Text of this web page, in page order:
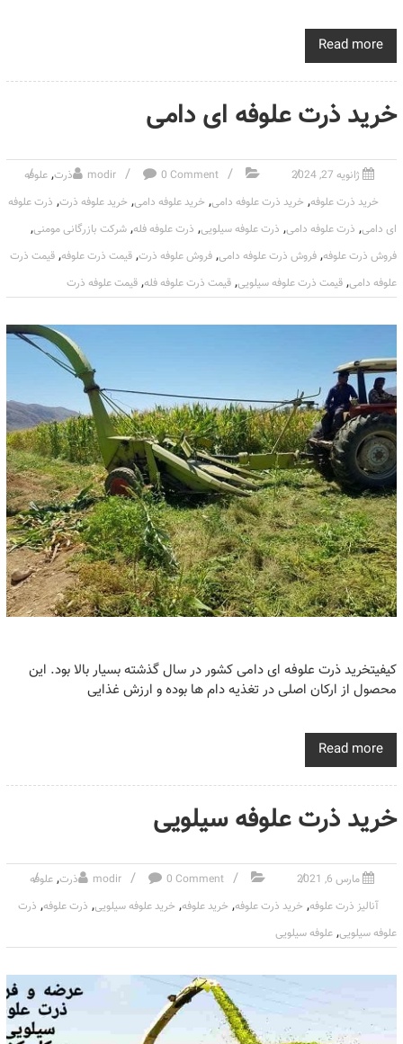
Read more
خرید ذرت علوفه ای دامی
ژانویه 27, 2024 modir 0 Comment ذرت, علوفه
خرید ذرت علوفه, خرید ذرت علوفه دامی, خرید علوفه دامی, خرید علوفه ذرت, ذرت علوفه
ای دامی, ذرت علوفه دامی, ذرت علوفه سیلویی, ذرت علوفه فله, شرکت بازرگانی مومنی,
فروش ذرت علوفه, فروش ذرت علوفه دامی, فروش علوفه ذرت, قیمت ذرت علوفه, قیمت ذرت
علوفه دامی, قیمت ذرت علوفه سیلویی, قیمت ذرت علوفه فله, قیمت علوفه ذرت
کیفیتخرید ذرت علوفه ای دامی کشور در سال گذشته بسیار بالا بود. این
محصول از ارکان اصلی در تغذیه دام ها بوده و ارزش غذایی
Read more
خرید ذرت علوفه سیلویی
مارس 6, 2021 modir 0 Comment ذرت, علوفه
آنالیز ذرت علوفه, خرید ذرت علوفه, خرید علوفه, خرید علوفه سیلویی, ذرت علوفه, ذرت
علوفه سیلویی, علوفه سیلویی